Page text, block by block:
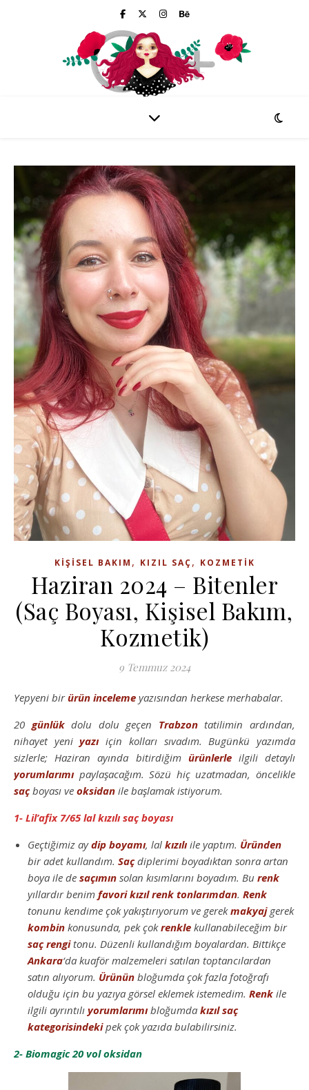
KIŞISEL BAKIM , KIZIL SAÇ, KOZMETIK
Haziran 2024 – Bitenler
(Saç Boyası, Kişisel Bakım,
Kozmetik)
9 Temmuz 2024
Yepyeni birürün inceleme yazısından herkese merhabalar.
20 günlükdolu dolu geçen Trabzontatilimin ardından,
nihayet yeniyazıiçin kolları sıvadım. Bugünkü yazımda
sizlerle; Haziran ayında bitirdiğim ürünlerleilgili detaylı
yorumlarımıpaylaşacağım. Sözü hiç uzatmadan, öncelikle
saçboyası ve oksidan ile başlamak istiyorum.
1- Lil’afix 7/65 lal kızılı saç boyası
Geçtiğimiz aydip boyamı, lal kızılıile yaptım. Üründen
bir adet kullandım. Saçdiplerimi boyadıktan sonra artan
boya ile de saçımın solan kısımlarını boyadım. Bu renk
yıllardır benim favori kızıl renk tonlarımdan. Renk
tonunu kendime çok yakıştırıyorum ve gerekmakyajgerek
kombin konusunda, pek çokrenkle kullanabileceğim bir
saç rengitonu. Düzenli kullandığım boyalardan. Bittikçe
Ankara‘da kuaför malzemeleri satılan toptancılardan
satın alıyorum. Ürünün bloğumda çok fazla fotoğrafı
olduğu için bu yazıya görsel eklemek istemedim. Renk ile
ilgili ayrıntılı yorumlarımıbloğumda kızıl saç
kategorisindekipek çok yazıda bulabilirsiniz.
2- Biomagic 20 vol oksidan